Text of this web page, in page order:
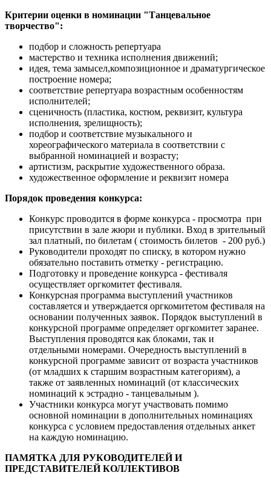
Критерии оценки в номинации "Танцевальное
творчество":
подбор и сложность репертуара
мастерство и техника исполнения движений;
идея, тема замысел,композиционное и драматургическое
построение номера;
соответствие репертуара возрастным особенностям
исполнителей;
сценичность (пластика, костюм, реквизит, культура
исполнения, зрелищность);
подбор и соответствие музыкального и
хореографического материала в соответствии с
выбранной номинацией и возрасту;
артистизм, раскрытие художественного образа.
художественное оформление и реквизит номера
Порядок проведения конкурса:
Конкурс проводится в форме конкурса - просмотра при
присутствии в зале жюри и публики. Вход в зрительный
зал платный, по билетам ( стоимость билетов - 200 руб.)
Руководители проходят по списку, в котором нужно
обязательно поставить отметку - регистрацию.
Подготовку и проведение конкурса - фестиваля
осуществляет оргкомитет фестиваля.
Конкурсная программа выступлений участников
составляется и утверждается оргкомитетом фестиваля на
основании полученных заявок. Порядок выступлений в
конкурсной программе определяет оргкомитет заранее.
Выступления проводятся как блоками, так и
отдельными номерами. Очередность выступлений в
конкурсной программе зависит от возраста участников
(от младших к старшим возрастным категориям), а
также от заявленных номинаций (от классических
номинаций к эстрадно - танцевальным ).
Участники конкурса могут участвовать помимо
основной номинации в дополнительных номинациях
конкурса с условием предоставления отдельных анкет
на каждую номинацию.
ПАМЯТКА ДЛЯ РУКОВОДИТЕЛЕЙ И
ПРЕДСТАВИТЕЛЕЙ КОЛЛЕКТИВОВ